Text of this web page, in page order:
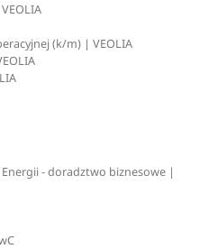
(k/m) | VEOLIA
- doradztwo biznesowe |